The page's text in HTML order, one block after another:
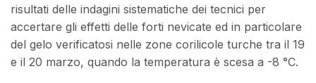
risultati delle indagini sistematiche dei tecnici per
accertare gli effetti delle forti nevicate ed in particolare
del gelo verificatosi nelle zone corilicole turche tra il 19
e il 20 marzo, quando la temperatura è scesa a -8 °C.